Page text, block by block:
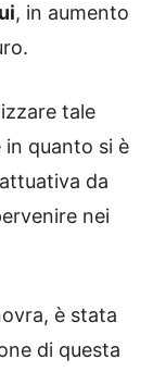
, in aumento
tale
quanto si è
da
nei
è stata
di questa